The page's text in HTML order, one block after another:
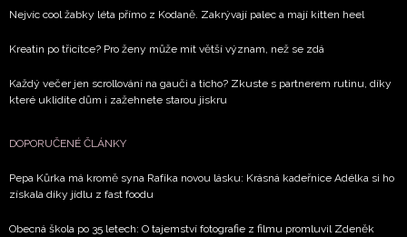
Nejvíc cool žabky léta přímo z Kodaně. Zakrývají palec a mají kitten heel
Kreatin po třicítce? Pro ženy může mít větší význam, než se zdá
Každý večer jen scrollování na gauči a ticho? Zkuste s partnerem rutinu, díky
které uklidíte dům i zažehnete starou jiskru
DOPORUČENÉ ČLÁNKY
Pepa Kůrka má kromě syna Rafíka novou lásku: Krásná kadeřnice Adélka si ho
získala díky jídlu z fast foodu
Obecná škola po 35 letech: O tajemství fotografie z filmu promluvil Zdeněk